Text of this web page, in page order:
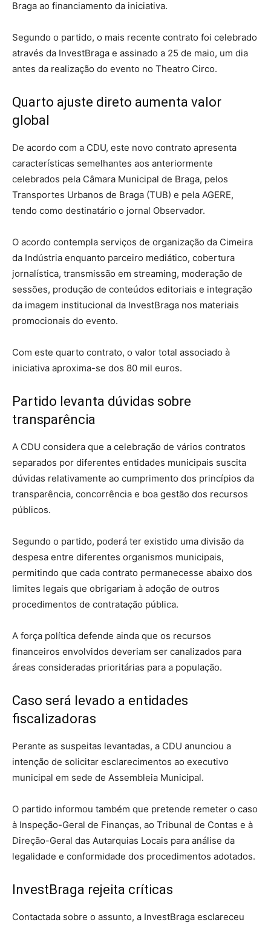
Braga ao financiamento da iniciativa.
Segundo o partido, o mais recente contrato foi celebrado
através da InvestBraga e assinado a 25 de maio, um dia
antes da realização do evento no Theatro Circo.
Quarto ajuste direto aumenta valor
global
De acordo com a CDU, este novo contrato apresenta
características semelhantes aos anteriormente
celebrados pela Câmara Municipal de Braga, pelos
Transportes Urbanos de Braga (TUB) e pela AGERE,
tendo como destinatário o jornal Observador.
O acordo contempla serviços de organização da Cimeira
da Indústria enquanto parceiro mediático, cobertura
jornalística, transmissão em streaming, moderação de
sessões, produção de conteúdos editoriais e integração
da imagem institucional da InvestBraga nos materiais
promocionais do evento.
Com este quarto contrato, o valor total associado à
iniciativa aproxima-se dos 80 mil euros.
Partido levanta dúvidas sobre
transparência
A CDU considera que a celebração de vários contratos
separados por diferentes entidades municipais suscita
dúvidas relativamente ao cumprimento dos princípios da
transparência, concorrência e boa gestão dos recursos
públicos.
Segundo o partido, poderá ter existido uma divisão da
despesa entre diferentes organismos municipais,
permitindo que cada contrato permanecesse abaixo dos
limites legais que obrigariam à adoção de outros
procedimentos de contratação pública.
A força política defende ainda que os recursos
financeiros envolvidos deveriam ser canalizados para
áreas consideradas prioritárias para a população.
Caso será levado a entidades
fiscalizadoras
Perante as suspeitas levantadas, a CDU anunciou a
intenção de solicitar esclarecimentos ao executivo
municipal em sede de Assembleia Municipal.
O partido informou também que pretende remeter o caso
à Inspeção-Geral de Finanças, ao Tribunal de Contas e à
Direção-Geral das Autarquias Locais para análise da
legalidade e conformidade dos procedimentos adotados.
InvestBraga rejeita críticas
Contactada sobre o assunto, a InvestBraga esclareceu